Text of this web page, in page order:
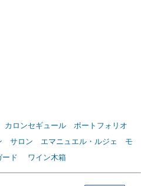
カロンセギュール
ポートフォリオ
サロン エマニュエル・ルジェ
モ
ード ワイン木箱